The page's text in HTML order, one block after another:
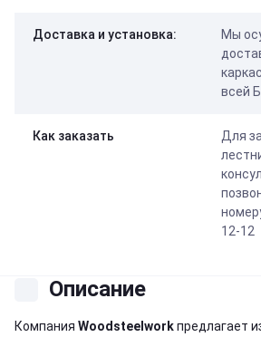
Доставка и установка:
Мы
всей
Как заказать
Для
12-12
Описание
Компания Woodsteelworkпредлагает